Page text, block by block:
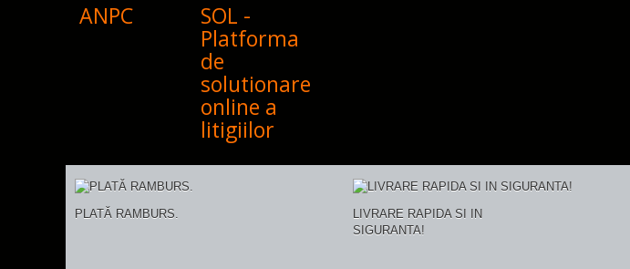
ANPC SOL -
Platforma
de
solutionare
online a
litigiilor
PLATĂ RAMBURS.
LIVRARE RAPIDA SI IN
SIGURANTA!